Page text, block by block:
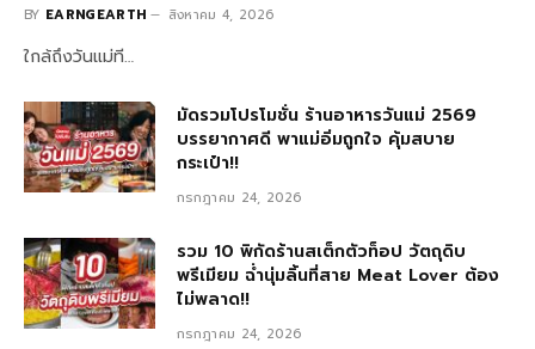
BY EARNGEARTH สิงหาคม 4, 2026
ใกล้ถึงวันแม่ที…
มัดรวมโปรโมชั่น ร้านอาหารวันแม่ 2569
บรรยากาศดี พาแม่อิ่มถูกใจ คุ้มสบาย
กระเป๋า!!
กรกฎาคม 24, 2026
รวม 10 พิกัดร้านสเต็กตัวท็อป วัตถุดิบ
พรีเมียม ฉ่ำนุ่มลิ้นที่สาย Meat Lover ต้อง
ไม่พลาด!!
กรกฎาคม 24, 2026